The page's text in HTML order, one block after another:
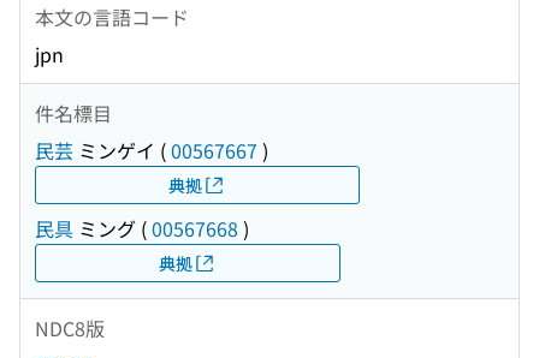
本文の言語コード
jpn
件名標目
民芸 ミンゲイ (00567667 )
典拠
民具 ミング (00567668 )
典拠
NDC8版